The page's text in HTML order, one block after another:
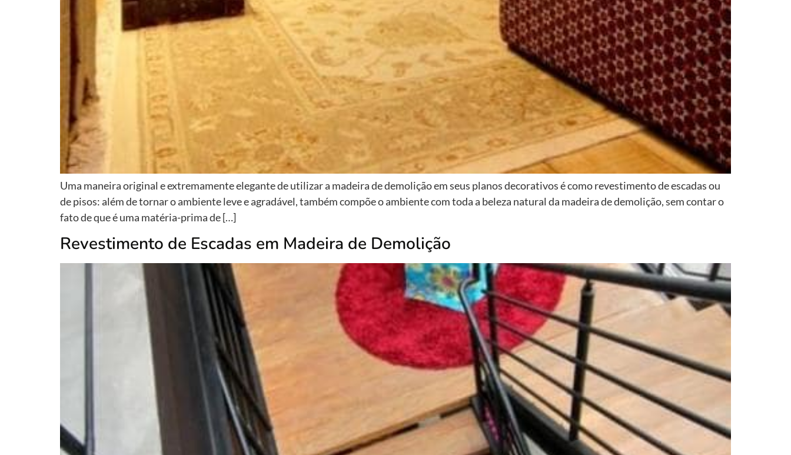
Uma maneira original e extremamente elegante de utilizar a madeira de demolição em seus planos decorativos é como revestimento de escadas ou
de pisos: além de tornar o ambiente leve e agradável, também compõe o ambiente com toda a beleza natural da madeira de demolição, sem contar o
fato de que é uma matéria-prima de […]
Revestimento de Escadas em Madeira de Demolição